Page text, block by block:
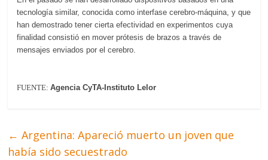
tecnología similar, conocida como interfase cerebro-máquina, y que
han demostrado tener cierta efectividad en experimentos cuya
finalidad consistió en mover prótesis de brazos a través de
mensajes enviados por el cerebro.
FUENTE:Agencia CyTA-Instituto Lelor
← Argentina: Apareció muerto un joven que
había sido secuestrado